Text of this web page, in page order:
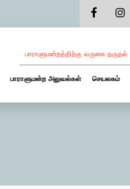
பாராளுமன்றத்திற்கு வருகை தருதல்
பாராளுமன்ற அலுவல்கள் செயலகம்